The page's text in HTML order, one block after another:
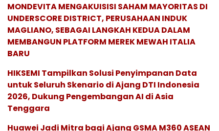
MONDEVITA MENGAKUISISI SAHAM MAYORITAS DI
UNDERSCORE DISTRICT, PERUSAHAAN INDUK
MAGLIANO, SEBAGAI LANGKAH KEDUA DALAM
MEMBANGUN PLATFORM MEREK MEWAH ITALIA
BARU
HIKSEMI Tampilkan Solusi Penyimpanan Data
untuk Seluruh Skenario di Ajang DTI Indonesia
2026, Dukung Pengembangan AI di Asia
Tenggara
Huawei Jadi Mitra bagi Ajang GSMA M360 ASEAN